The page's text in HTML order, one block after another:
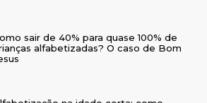
sair de 40% para quase 100% de
alfabetizadas? O caso de Bom